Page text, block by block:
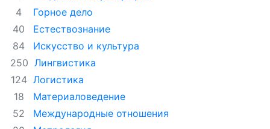
4
Горное дело
40
Естествознание
84
Искусство и культура
250 Лингвистика
124 Логистика
18
Материаловедение
52
Международные отношения